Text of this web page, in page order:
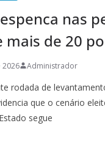
nas
mais de 20
2026 Administrador
rodada de
que o cenário
segue